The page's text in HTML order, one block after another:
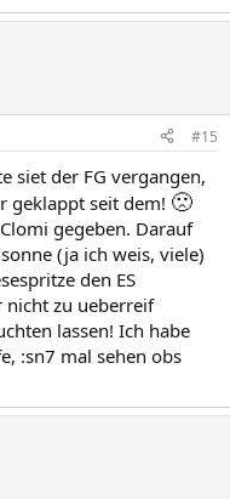
#15
siet der FG vergangen,
geklappt seit dem! 🙁
gegeben. Darauf
(ja ich weis, viele)
den ES
nicht zu ueberreif
lassen! Ich habe
:sn7 mal sehen obs